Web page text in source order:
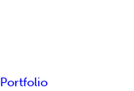
Portfolio